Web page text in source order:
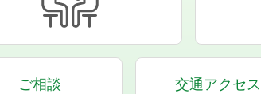
ご相談 交通アクセス